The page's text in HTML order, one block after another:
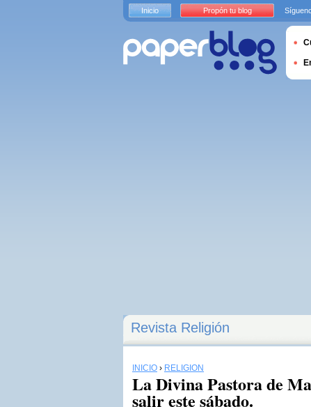
Revista Religión
INICIO › RELIGIÓN
La Divina Pastora de
salir este sábado.
Inicio Propón tu blog